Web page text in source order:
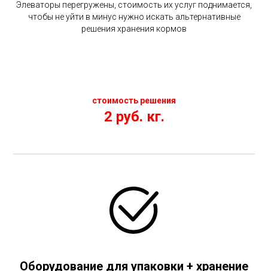
Элеваторы перегружены, стоимость их услуг поднимается,
чтобы не уйти в минус нужно искать альтернативные
решения хранения кормов
стоимость решения
2 руб. кг.
Оборудование для упаковки + хранение